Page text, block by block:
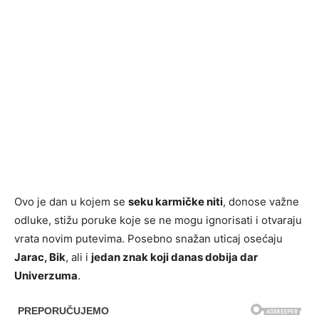
Ovo je dan u kojem se seku karmičke niti, donose važne
odluke, stižu poruke koje se ne mogu ignorisati i otvaraju
vrata novim putevima. Posebno snažan uticaj osećaju
Jarac, Bik, ali i jedan znak koji danas dobija dar
Univerzuma.